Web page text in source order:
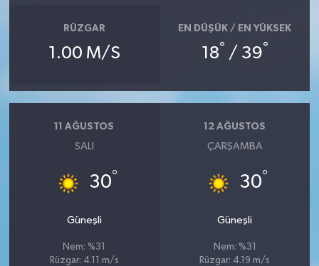
RÜZGAR
1.00 M/S
EN DÜŞÜK / EN YÜKSEK
18° / 39°
11 AĞUSTOS
SALI
30°
Güneşli
Nem: %31
Rüzgar: 4.11 m/s
12 AĞUSTOS
ÇARŞAMBA
30°
Güneşli
Nem: %31
Rüzgar: 4.19 m/s